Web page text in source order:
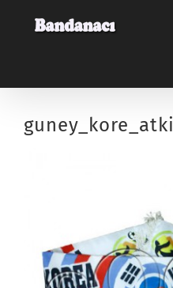
guney_kore_atki